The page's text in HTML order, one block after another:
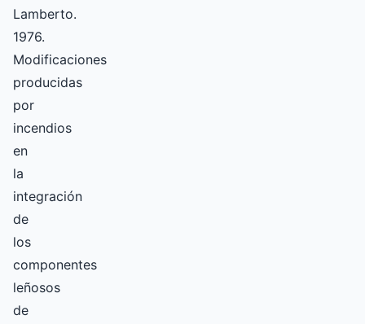
Lamberto.
1976.
Modificaciones
producidas
por
incendios
en
la
integración
de
los
componentes
leñosos
de